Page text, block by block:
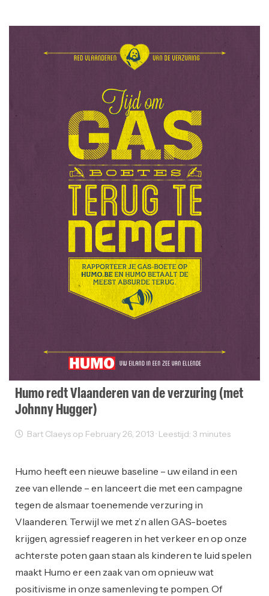
Humo redt Vlaanderen van de verzuring (met
Johnny Hugger)
Bart Claeys op February 26, 2013 · Leestijd: 3 minutes
Humo heeft een nieuwe baseline – uw eiland in een
zee van ellende – en lanceert die met een campagne
tegen de alsmaar toenemende verzuring in
Vlaanderen. Terwijl we met z’n allen GAS-boetes
krijgen, agressief reageren in het verkeer en op onze
achterste poten gaan staan als kinderen te luid spelen
maakt Humo er een zaak van om opnieuw wat
positivisme in onze samenleving te pompen. Of